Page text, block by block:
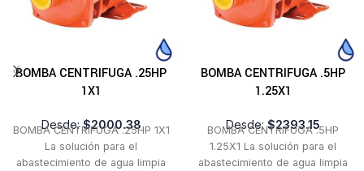
BOMBA CENTRIFUGA .25HP
1X1
Desde:$2000.38
BOMBA CENTRIFUGA .25HP 1X1
La solución para el
abastecimiento de agua limpia
BOMBA CENTRIFUGA .5HP
1.25X1
Desde:$2393.15
BOMBA CENTRIFUGA .5HP
1.25X1 La solución para el
abastecimiento de agua limpia